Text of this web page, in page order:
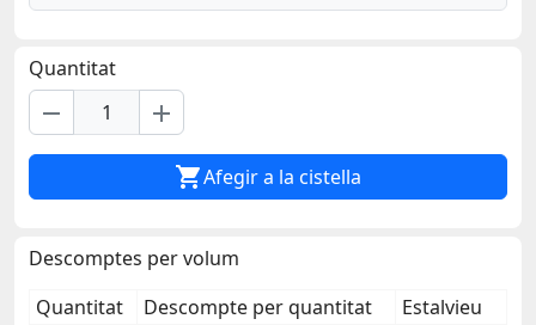
Quantitat
remove add
Afegir a la cistella
Descomptes per volum
Quantitat
Descompte per quantitat
Estalvieu